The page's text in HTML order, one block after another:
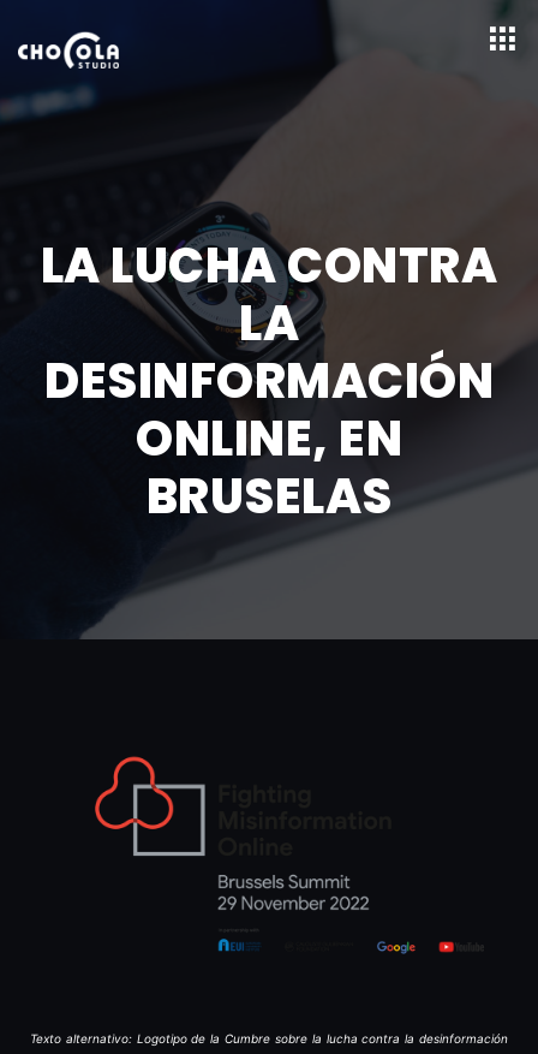
LA LUCHA CONTRA
LA
DESINFORMACIÓN
ONLINE, EN
BRUSELAS
Texto alternativo: Logotipo de la Cumbre sobre la lucha contra la desinformación